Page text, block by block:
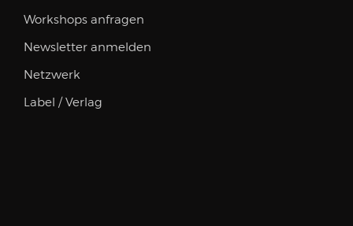
Workshops anfragen
Newsletter anmelden
Netzwerk
Label / Verlag